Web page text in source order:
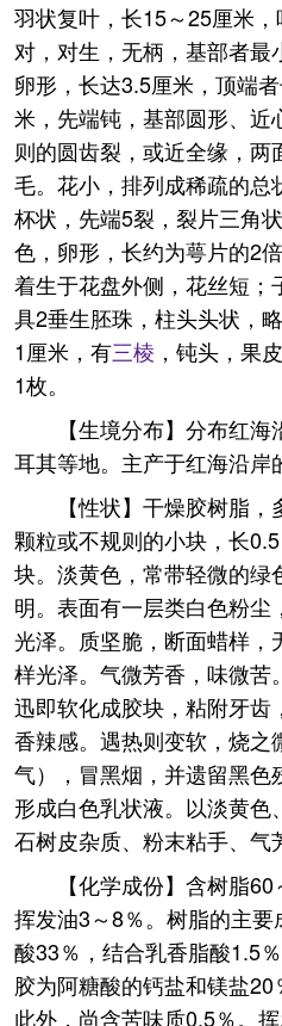
羽状复叶，长15～25厘米
对，对生，无柄，基部者
卵形，长达3.5厘米，顶端
米，先端钝，基部圆形、
则的圆齿裂，或近全缘，
毛。花小，排列成稀疏的
杯状，先端5裂，裂片三角
色，卵形，长约为萼片的2
着生于花盘外侧，花丝短；
具2垂生胚珠，柱头头状，
1厘米，有三棱 ，钝头，果
1枚。
【生境分布】分布红
耳其等地。主产于红海沿岸
【性状】干燥胶树脂
颗粒或不规则的小块，长
块。淡黄色，常带轻微的绿
明。表面有一层类白色粉
光泽。质坚脆，断面蜡样
样光泽。气微芳香，味微苦
迅即软化成胶块，粘附牙
香辣感。遇热则变软，烧之
气），冒黑烟，并遗留黑
形成白色乳状液。以淡黄
石树皮杂质、粉末粘手、气
【化学成份】含树脂
挥发油3～8％。树脂的主
酸33％，结合乳香脂酸1.5
胶为阿糖酸的钙盐和镁盐20
此外，尚含苦味质0.5％。